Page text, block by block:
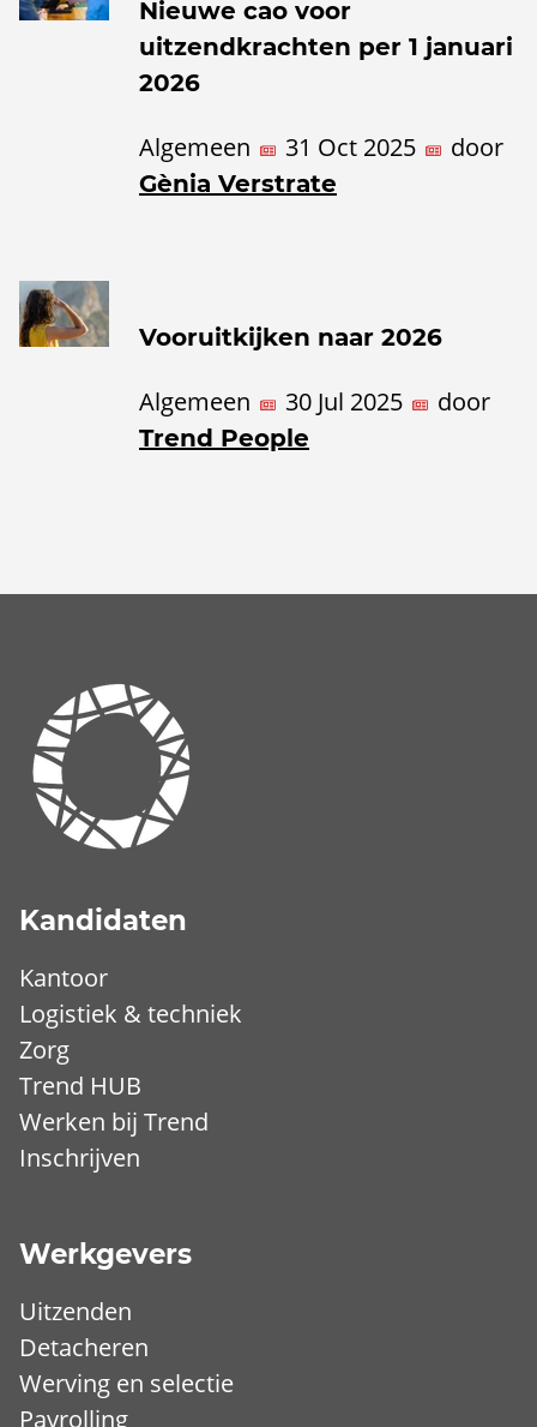
Nieuwe cao voor
uitzendkrachten per 1 januari
2026
Algemeen 31 Oct 2025 door
Gènia Verstrate
Vooruitkijken naar 2026
Algemeen 30 Jul 2025 door
Trend People
Kandidaten
Kantoor
Logistiek & techniek
Zorg
Trend HUB
Werken bij Trend
Inschrijven
Werkgevers
Uitzenden
Detacheren
Werving en selectie
Payrolling